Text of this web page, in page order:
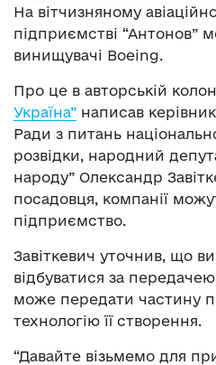
На вітчизняному
підприємстві “Антонов”
винищувачі Boeing.
Про це в авторській
Україна” написав
Ради з питань
розвідки, народний
народу” Олександр
посадовця, компанії
підприємство.
Завіткевич уточнив, що
відбуватися за
може передати частину
технологію її створення.
“Давайте візьмемо для